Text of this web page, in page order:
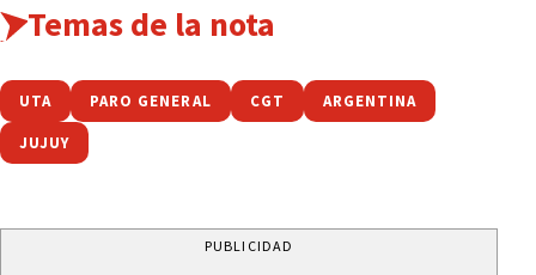
Temas de la nota
UTA PARO GENERAL CGT ARGENTINA
JUJUY
PUBLICIDAD